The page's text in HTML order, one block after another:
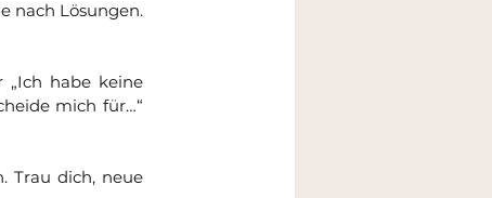
nach Lösungen.
„Ich habe keine
mich für…“
Trau dich, neue